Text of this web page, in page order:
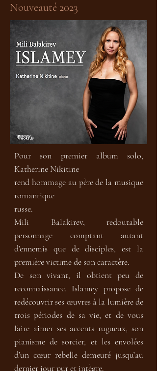
Nouveauté 2023
Pour son premier album solo,
Katherine Nikitine
rend hommage au père de la musique
romantique
russe.
Mili Balakirev, redoutable
personnage comptant autant
d’ennemis que de disciples, est la
première victime de son caractère.
De son vivant, il obtient peu de
reconnaissance. Islamey propose de
redécouvrir ses œuvres à la lumière de
trois périodes de sa vie, et de vous
faire aimer ses accents rugueux, son
pianisme de sorcier, et les envolées
d’un cœur rebelle demeuré jusqu’au
dernier jour pur et intègre.